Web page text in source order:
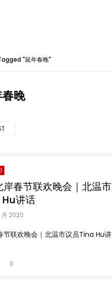
"鼠年春晚"
晚
春节联欢晚会｜北温市
讲话
月 2020
节联欢晚会｜北温市议员Tina Hu讲
0